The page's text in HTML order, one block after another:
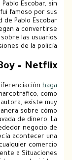
Escobar. Pablo
igualmente fui
mortandad de Pablo
Medellín llegan a
Bastantes sobre las
en discusiones de
Top Boy –
es que, a
usando
deja ver la autora,
la manera
del lavada de
entrar alrededor
parecía
entablar cualquier
referente a